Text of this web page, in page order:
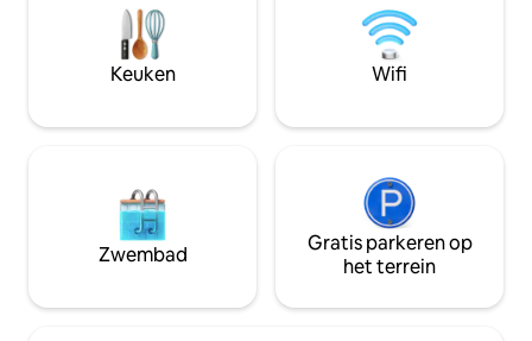
toevluchtsoord op slechts 7 km van het
hart van Pisac. Het is gemakkelijk
bereikbaar met mototaxi, taxi en
collectivos, en de meeste restaurants
de oceaan,
een
in de buurt,
steenworp
Keuken Wifi
Zwembad
Gratis parkeren op
het terrein